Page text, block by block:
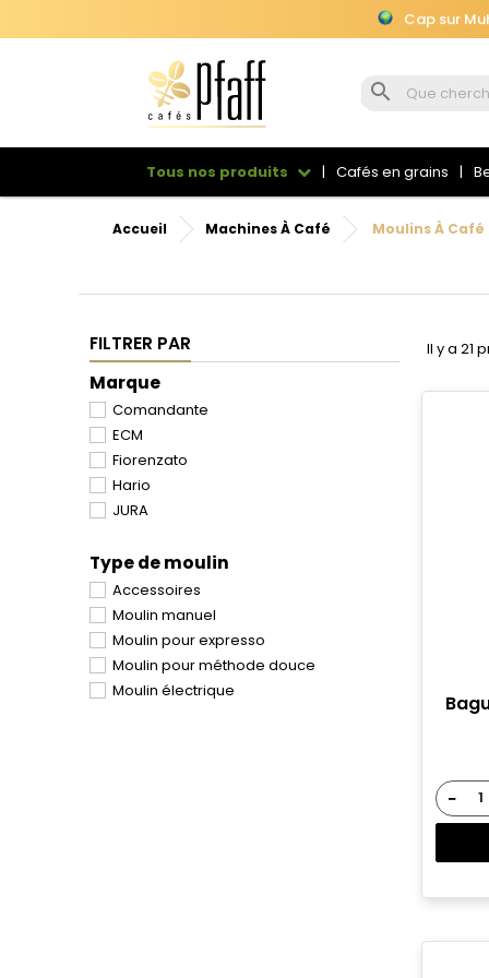
Cap sur
Cap sur

Tous nos produits Cafés en grains
Accueil Machines À Café Moulins À Café
FILTRER PAR
Marque
Comandante
ECM
Fiorenzato
Hario
JURA
Type de moulin
Accessoires
Moulin manuel
Moulin pour expresso
Moulin pour méthode douce
Moulin électrique
Il y a 21
−